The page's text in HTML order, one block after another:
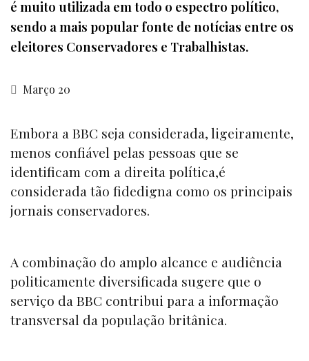
é muito utilizada em todo o espectro político,
sendo a mais popular fonte de notícias entre os
eleitores Conservadores e Trabalhistas.
Março 20
Embora a BBC seja considerada, ligeiramente,
menos confiável pelas pessoas que se
identificam com a direita política,é
considerada tão fidedigna como os principais
jornais conservadores.
A combinação do amplo alcance e audiência
politicamente diversificada sugere que o
serviço da BBC contribui para a informação
transversal da população britânica.